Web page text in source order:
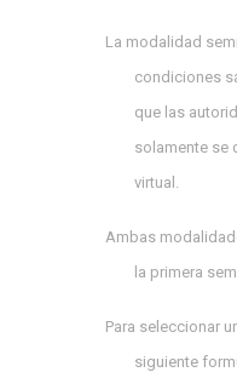
La modalidad
condiciones
que las
solamente se
virtual.
Ambas
la primera
Para seleccionar
siguiente